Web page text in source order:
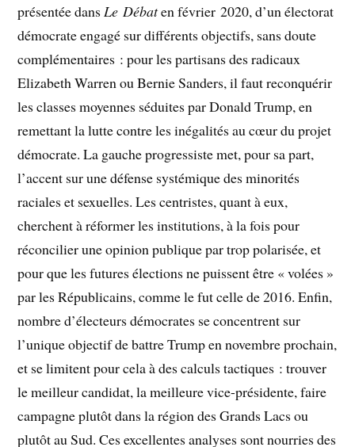
présentée dans Le Débaten février 2020, d’un électorat
démocrate engagé sur différents objectifs, sans doute
complémentaires : pour les partisans des radicaux
Elizabeth Warren ou Bernie Sanders, il faut reconquérir
les classes moyennes séduites par Donald Trump, en
remettant la lutte contre les inégalités au cœur du projet
démocrate. La gauche progressiste met, pour sa part,
l’accent sur une défense systémique des minorités
raciales et sexuelles. Les centristes, quant à eux,
cherchent à réformer les institutions, à la fois pour
réconcilier une opinion publique par trop polarisée, et
pour que les futures élections ne puissent être « volées »
par les Républicains, comme le fut celle de 2016. Enfin,
nombre d’électeurs démocrates se concentrent sur
l’unique objectif de battre Trump en novembre prochain,
et se limitent pour cela à des calculs tactiques : trouver
le meilleur candidat, la meilleure vice-présidente, faire
campagne plutôt dans la région des Grands Lacs ou
plutôt au Sud. Ces excellentes analyses sont nourries des